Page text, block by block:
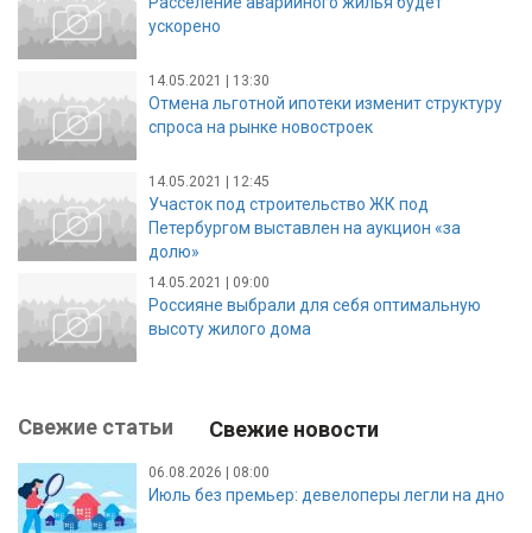
ускорено
14.05.2021 | 13:30
Отмена льготной ипотеки изменит структуру
спроса на рынке новостроек
14.05.2021 | 12:45
Участок под строительство ЖК под
Петербургом выставлен на аукцион «за
долю»
14.05.2021 | 09:00
Россияне выбрали для себя оптимальную
высоту жилого дома
Свежие статьи Свежие новости
06.08.2026 | 08:00
Июль без премьер: девелоперы легли на дно